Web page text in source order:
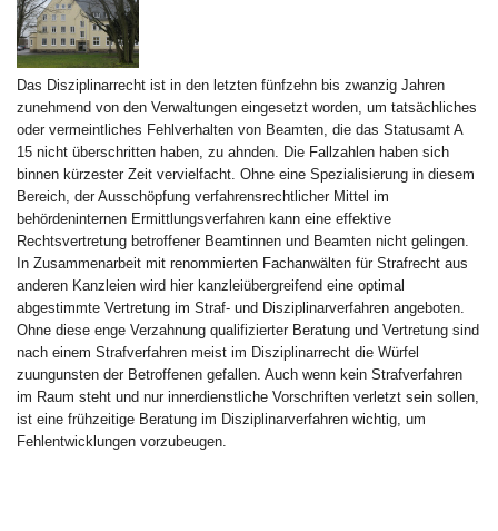
Das Disziplinarrecht ist in den letzten fünfzehn bis zwanzig Jahren
zunehmend von den Verwaltungen eingesetzt worden, um tatsächliches
oder vermeintliches Fehlverhalten von Beamten, die das Statusamt A
15 nicht überschritten haben, zu ahnden. Die Fallzahlen haben sich
binnen kürzester Zeit vervielfacht. Ohne eine Spezialisierung in diesem
Bereich, der Ausschöpfung verfahrensrechtlicher Mittel im
behördeninternen Ermittlungsverfahren kann eine effektive
Rechtsvertretung betroffener Beamtinnen und Beamten nicht gelingen.
In Zusammenarbeit mit renommierten Fachanwälten für Strafrecht aus
anderen Kanzleien wird hier kanzleiübergreifend eine optimal
abgestimmte Vertretung im Straf- und Disziplinarverfahren angeboten.
Ohne diese enge Verzahnung qualifizierter Beratung und Vertretung sind
nach einem Strafverfahren meist im Disziplinarrecht die Würfel
zuungunsten der Betroffenen gefallen. Auch wenn kein Strafverfahren
im Raum steht und nur innerdienstliche Vorschriften verletzt sein sollen,
ist eine frühzeitige Beratung im Disziplinarverfahren wichtig, um
Fehlentwicklungen vorzubeugen.